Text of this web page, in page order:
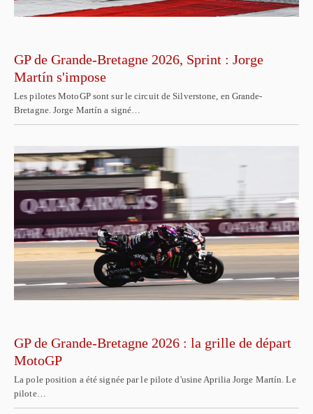
GP de Grande-Bretagne 2026, Sprint : Jorge
Martín s'impose
Les pilotes MotoGP sont sur le circuit de Silverstone, en Grande-
Bretagne. Jorge Martín a signé…
GP de Grande-Bretagne 2026 : la grille de départ
MotoGP
La pole position a été signée par le pilote d'usine Aprilia Jorge Martín. Le
pilote…